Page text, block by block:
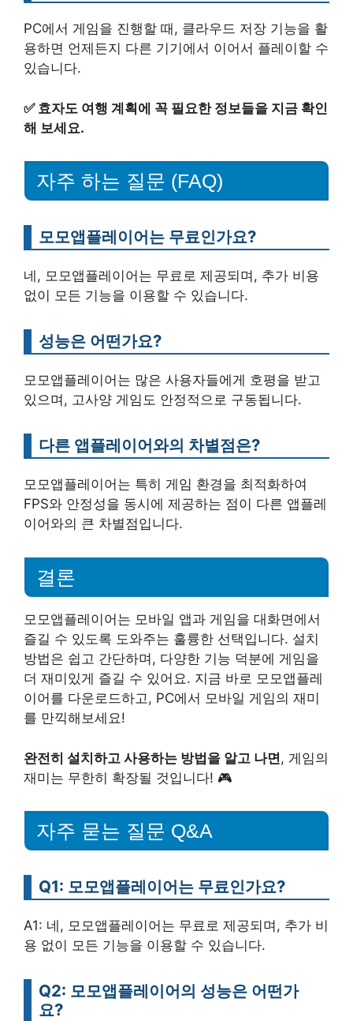
PC에서 게임을 진행할 때, 클라우드 저장 기능을 활
용하면 언제든지 다른 기기에서 이어서 플레이할 수
있습니다.
✅ 효자도 여행 계획에 꼭 필요한 정보들을 지금 확인
해 보세요.
자주 하는 질문 (FAQ)
모모앱플레이어는 무료인가요?
네, 모모앱플레이어는 무료로 제공되며, 추가 비용
없이 모든 기능을 이용할 수 있습니다.
성능은 어떤가요?
모모앱플레이어는 많은 사용자들에게 호평을 받고
있으며, 고사양 게임도 안정적으로 구동됩니다.
다른 앱플레이어와의 차별점은?
모모앱플레이어는 특히 게임 환경을 최적화하여
FPS와 안정성을 동시에 제공하는 점이 다른 앱플레
이어와의 큰 차별점입니다.
결론
모모앱플레이어는 모바일 앱과 게임을 대화면에서
즐길 수 있도록 도와주는 훌륭한 선택입니다. 설치
방법은 쉽고 간단하며, 다양한 기능 덕분에 게임을
더 재미있게 즐길 수 있어요. 지금 바로 모모앱플레
이어를 다운로드하고, PC에서 모바일 게임의 재미
를 만끽해보세요!
완전히 설치하고 사용하는 방법을 알고 나면, 게임의
재미는 무한히 확장될 것입니다! 🎮
자주 묻는 질문 Q&A
Q1: 모모앱플레이어는 무료인가요?
A1: 네, 모모앱플레이어는 무료로 제공되며, 추가 비
용 없이 모든 기능을 이용할 수 있습니다.
Q2: 모모앱플레이어의 성능은 어떤가
요?